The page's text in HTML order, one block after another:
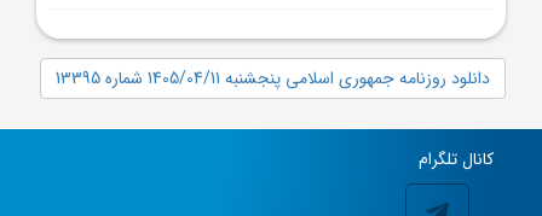
دانلود روزنامه جمهوری اسلامی پنجشنبه 1405/04/11 شماره 13395
کانال تلگرام